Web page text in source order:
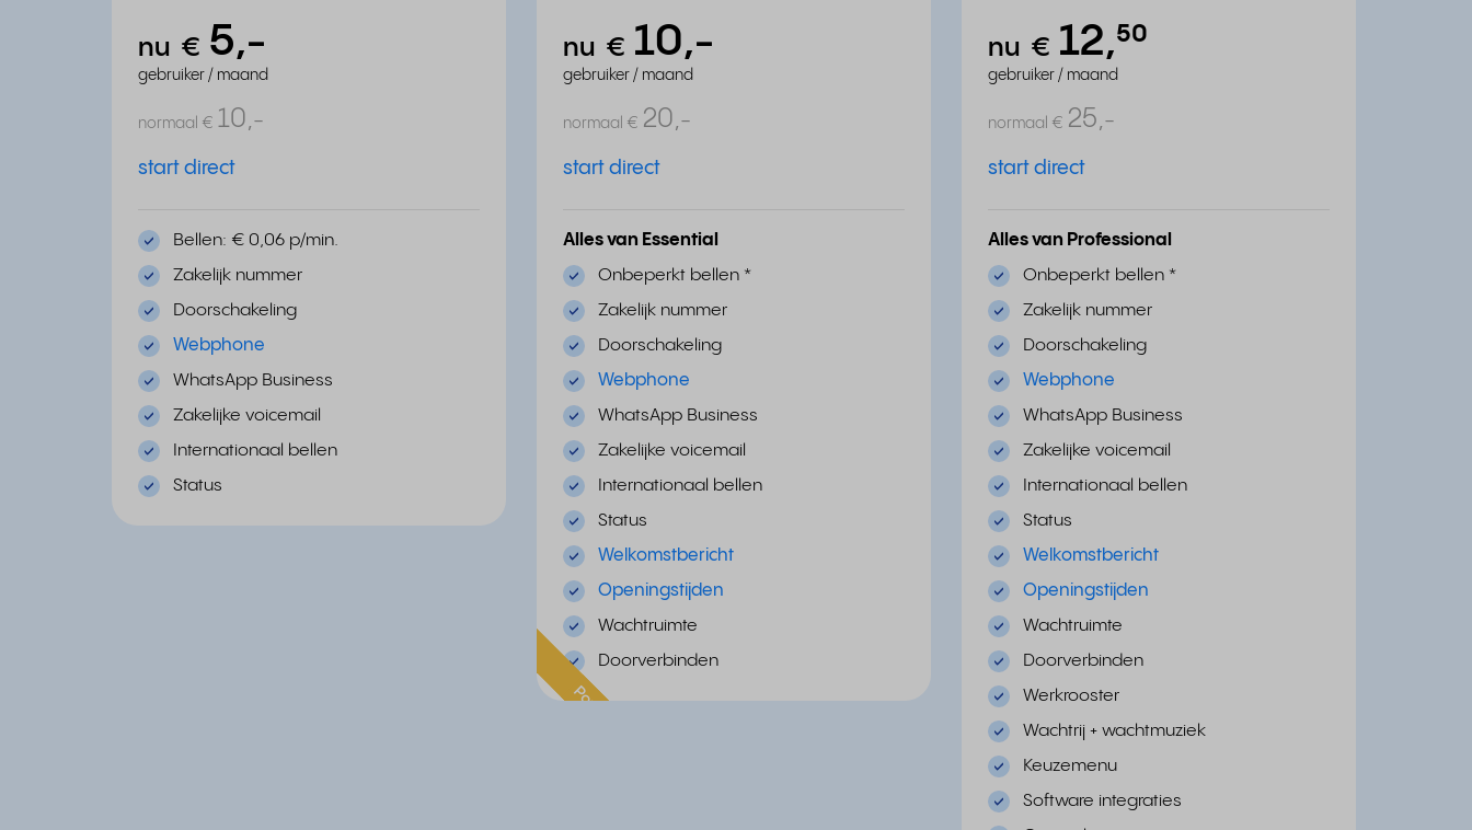
nu € 5,-
gebruiker / maand
normaal € 10,-
start direct
Bellen: € 0,06 p/min.
Zakelijk nummer
Doorschakeling
Webphone
WhatsApp Business
Zakelijke voicemail
Internationaal bellen
Status
nu € 10,-
gebruiker / maand
normaal € 20,-
start direct
Alles van Essential
Onbeperkt bellen *
Zakelijk nummer
Doorschakeling
Webphone
WhatsApp Business
Zakelijke voicemail
Internationaal bellen
Status
Welkomstbericht
Openingstijden
Wachtruimte
Doorverbinden
Populair
nu € 12,⁵⁰
gebruiker / maand
normaal € 25,-
start direct
Alles van Professional
Onbeperkt bellen *
Zakelijk nummer
Doorschakeling
Webphone
WhatsApp Business
Zakelijke voicemail
Internationaal bellen
Status
Welkomstbericht
Openingstijden
Wachtruimte
Doorverbinden
Werkrooster
Wachtrij + wachtmuziek
Keuzemenu
Software integraties